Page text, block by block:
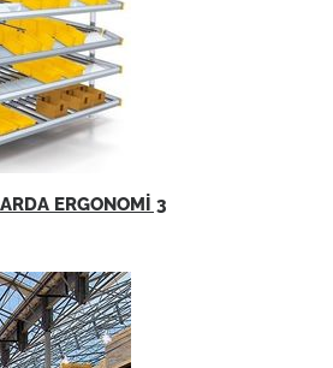
ERGONOMİ 3